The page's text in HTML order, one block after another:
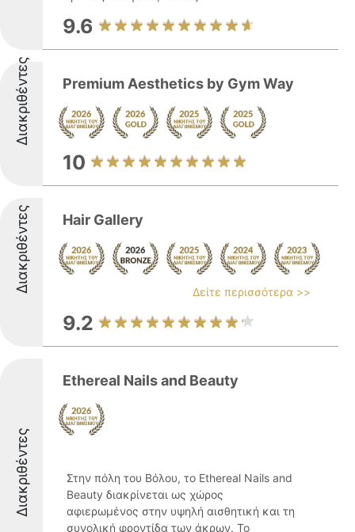
9.6
Διακριθέντες Premium Aesthetics by Gym Way
10
Διακριθέντες Hair Gallery
Δείτε περισσότερα >>
9.2
Διακριθέντες
Ethereal Nails and Beauty
Στην πόλη του Βόλου, το Ethereal Nails and
Beauty διακρίνεται ως χώρος
αφιερωμένος στην υψηλή αισθητική και τη
συνολική φροντίδα των άκρων. Το